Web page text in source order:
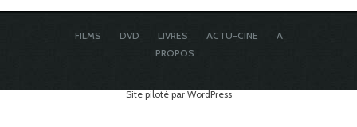
FILMS DVD LIVRES ACTU-CINE
A
PROPOS
Site piloté par WordPress